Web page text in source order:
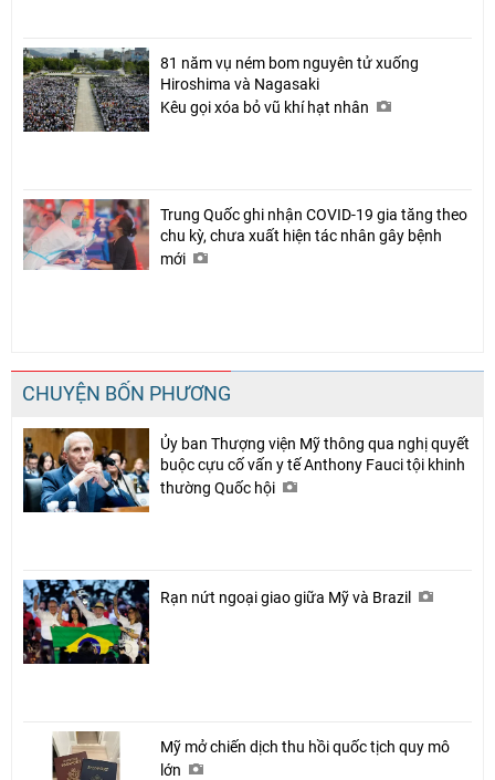
81 năm vụ ném bom nguyên tử xuống
Hiroshima và Nagasaki
Kêu gọi xóa bỏ vũ khí hạt nhân
Trung Quốc ghi nhận COVID-19 gia tăng theo
chu kỳ, chưa xuất hiện tác nhân gây bệnh
mới
CHUYỆN BỐN PHƯƠNG
Ủy ban Thượng viện Mỹ thông qua nghị quyết
buộc cựu cố vấn y tế Anthony Fauci tội khinh
thường Quốc hội
Rạn nứt ngoại giao giữa Mỹ và Brazil
Mỹ mở chiến dịch thu hồi quốc tịch quy mô
lớn